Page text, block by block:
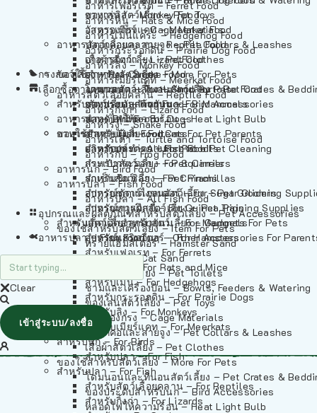
อาหารเฟอร์เร็ต – Ferret Food
อาหารหนู – Rats & Mice Food
อาหารเม่นแคระ – Hedgehog Food
อาหารกระรอกดิน – Prairie Dog Food
อาหารลิง – Monkey Food
อาหารเมียร์แคท – Meerkat Food
อาหารสัตว์เลี้อยคลาน – Reptile Food
อาหารกิ้งก่า – Lizard Food
อาหารงู – Snake Food
อาหารเต่า – Turtle and Tortoise Food
อาหารกบ – Frog Food
อาหารนก – Bird Food
อาหารปลา – Fish Food
อาหารปลา – All Fish Food
อุปกรณและผลิตภัณฑ์สำหรับสัตว์เลี้ยง – Pet Accessories
ของใช้สำหรับสัตว์เลี้ยง – Item For Pets
ทรายแฮมสเตอร์ – Hamster Sand
ทรายแมว – Cat Sand
ห้องน้ำสัตว์เลี้ยง – Pet Toilets
ชามและเครื่องป้อน – Bowls, Feeders & Watering
ของเล่นสัตว์เลี้ยง – Pet Toys
วัสดุรองกรง – Cage Materials
ปลอกคอและสายจูง – Pet Collars & Leashes
เสื้อผ้าสัตว์เลี้ยง – Pet Clothes
ของใช้สำหรับสัตว์เลี้ยง – More For Pets
โดมนอนและที่นอนสัตว์เลี้ยง – Pet Crates &
ของประดับสำหรับนก – Bird Accessories
หลอดไฟให้ความร้อน – Heat Light Bulb
อาหารลิง – Monkey Food
อาหารเมียร์แคท – Meerkat Food
อาหารสัตว์เลี้อยคลาน – Reptile Food
อาหารกิ้งก่า – Lizard Food
อาหารงู – Snake Food
อาหารเต่า – Turtle and Tortoise Food
อาหารกบ – Frog Food
อาหารนก – Bird Food
อาหารปลา – Fish Food
อาหารปลา – All Fish Food
ของเล่นสัตว์เลี้ยง – Pet Toys
วัสดุรองกรง – Cage Materials
ปลอกคอและสายจูง – Pet Collars & Leashes
เสื้อผ้าสัตว์เลี้ยง – Pet Clothes
ของใช้สำหรับสัตว์เลี้ยง – More For Pets
โดมนอนและที่นอนสัตว์เลี้ยง – Pet Crates &
ของประดับสำหรับนก – Bird Accessories
หลอดไฟให้ความร้อน – Heat Light Bulb
ของใช้สำหรับผู้เลี้ยง – Items For Pet Parents
ผลิตภัณฑ์ทำความสะอาด – Pet Cleaning
กระเป๋าสัตว์เลี้ยง – Pet Carriers
รถเข็นสัตว์เลี้ยง – Pet Prams
อุปกรณ์ตัดแต่งขนสัตว์เลี้ยง – Pet Grooming
อุปกรณ์การฝึกสัตว์เลี้ยง – Pet Training Supplies
แก็ดเจ็ตสำหรับสัตว์เลี้ยง – Gadgets For Pets
อุปกรณ์เสริมอื่นๆ – Other Accessories For
กรงสัตว์เลี้ยง – Pet Cages
เลือกซื้อตามหมวดสัตว์เลี้ยง – Shop By Pet
สำหรับสัตว์เลี้ยงลูกด้วยนม – For Mammals
สำหรับสุนัข – For Dogs
สำหรับแมว – For Cats
สำหรับกระต่าย – For Rabbits
สำหรับกระรอก – For Squirrels
สำหรับชินชิล่า – For Chinchillas
สำหรับชูการ์ไกลเดอร์ – For Sugar Gliders
สำหรับหนูแกสบี้ – For Guinea Pigs
สำหรับสัตว์เลี้ยงลูกด้วยนม – For Mammals
สำหรับแฮมสเตอร์ – For Hamsters
สำหรับเฟอเรท – For Ferrets
สำหรับหนู – For Rats and Mice
สำหรับเม่น – For Hedgehogs
สำหรับกระรอกดิน – For Prairie Dogs
สำหรับลิง – For Monkeys
สำหรับเมียร์แคท – For Meerkats
สำหรับนก – For Birds
สำหรับปลา – For Fish
สำหรับปลา – For Fish
สำหรับสัตว์เลื้อยคลาน – For Reptiles
สำหรับกิ้งก่า – For Lizards
อาหารปลา – Fish Food
Clear
เข้าสู่ระบบ/ลงชื่อ